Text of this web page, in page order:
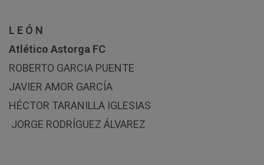
L E Ó N
Atlético Astorga FC
ROBERTO GARCIA PUENTE
JAVIER AMOR GARCÍA
HÉCTOR TARANILLA IGLESIAS
JORGE RODRÍGUEZ ÁLVAREZ